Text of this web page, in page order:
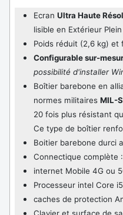
Ecran Ultra Haute
lisible en Extérieur
Poids réduit (2,6 kg) et
Configurable sur-
possibilité d'installer
Boîtier barebone en
normes militaires MIL-
20 fois plus résistant
Ce type de boîtier
Boitier barebone durci
Connectique complète
internet Mobile 4G ou
Processeur intel Core
caches de protection